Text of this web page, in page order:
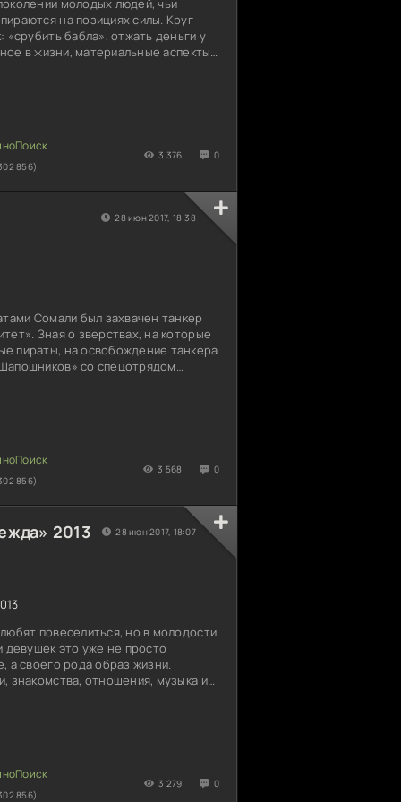
молодых людей, чьи
на позициях силы. Круг
«срубить бабла», отжать деньги у
в жизни, материальные аспекты
ним прекрасные
856)
3 376 0
Сомали был захвачен танкер
Зная о зверствах, на которые
пираты, на освобождение танкера
со спецотрядом
856)
3 568 0
28 июн 2017, 18:38
2013
повеселиться, но в молодости
девушек это уже не просто
а своего рода образ жизни.
знакомства, отношения, музыка и
Надя
856)
3 279 0
28 июн 2017, 18:07